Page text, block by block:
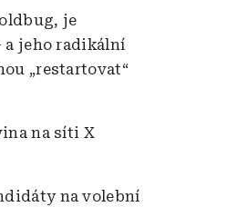
je
a jeho radikální
„restartovat“
na síti X
na volební